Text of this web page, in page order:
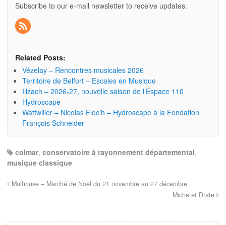
Subscribe to our e-mail newsletter to receive updates.
Related Posts:
Vézelay – Rencontres musicales 2026
Territoire de Belfort – Escales en Musique
Illzach – 2026-27, nouvelle saison de l’Espace 110
Hydroscape
Wattwiller – Nicolas Floc’h – Hydroscape à la Fondation
François Schneider
colmar, conservatoire à rayonnement départemental,
musique classique
Mulhouse – Marché de Noël du 21 novembre au 27 décembre
Miche et Drate